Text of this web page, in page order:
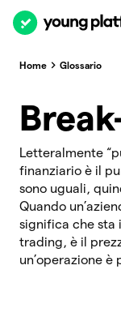
Home Glossario
Letteralmente
finanziario è il
sono uguali,
Quando
significa che sta
trading, è il
un’operazione